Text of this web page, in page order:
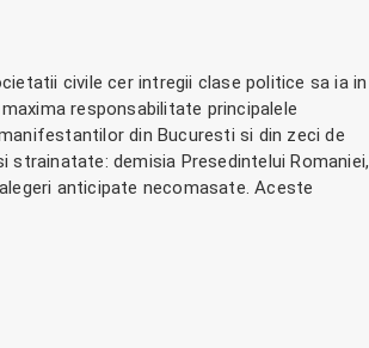
civile cer intregii clase politice sa ia in
responsabilitate principalele
din Bucuresti si din zeci de
strainatate: demisia Presedintelui Romaniei,
anticipate necomasate. Aceste